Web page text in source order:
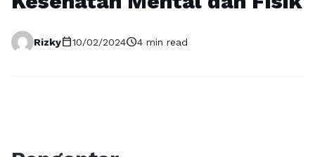
Rizkycalendar_today10/02/2024schedule4 min read